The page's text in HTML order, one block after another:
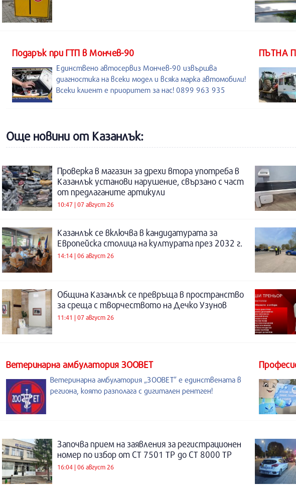
Подарък при ГТП в Мончев-90
Единствено автосервиз Мончев-90 извършва
диагностика на всеки модел и всяка марка автомобили!
Всеки клиент е приоритет за нас! 0899 963 935
ПЪТНА
Още новини от Казанлък:
Проверка в магазин за дрехи втора употреба в
Казанлък установи нарушение, свързано с част
от предлаганите артикули
10:47 | 07 август 26
Казанлък се включва в кандидатурата за
Европейска столица на културата през 2032 г.
14:14 | 06 август 26
Община Казанлък се превръща в пространство
за среща с творчеството на Дечко Узунов
11:41 | 07 август 26
Ветеринарна амбулатория ЗООВЕТ
Ветеринарна амбулатория „ЗООВЕТ” е единствената в
региона, която разполага с дигитален рентген!
Започва прием на заявления за регистрационен
номер по избор от СТ 7501 ТР до СТ 8000 ТР
16:04 | 06 август 26